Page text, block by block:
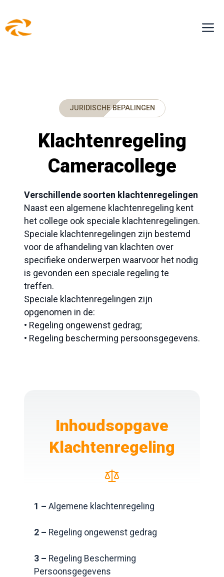
Ga
naar
JURIDISCHE BEPALINGEN
Klachtenregeling
Cameracollege
Verschillende soorten klachtenregelingen
Naast een algemene klachtenregeling kent
het college ook speciale klachtenregelingen.
Speciale klachtenregelingen zijn bestemd
voor de afhandeling van klachten over
specifieke onderwerpen waarvoor het nodig
is gevonden een speciale regeling te
treffen.
Speciale klachtenregelingen zijn
opgenomen in de:
• Regeling ongewenst gedrag;
• Regeling bescherming persoonsgegevens.
Inhoudsopgave
Klachtenregeling
1 – Algemene klachtenregeling
2 – Regeling ongewenst gedrag
3 – Regeling Bescherming
Persoonsgegevens